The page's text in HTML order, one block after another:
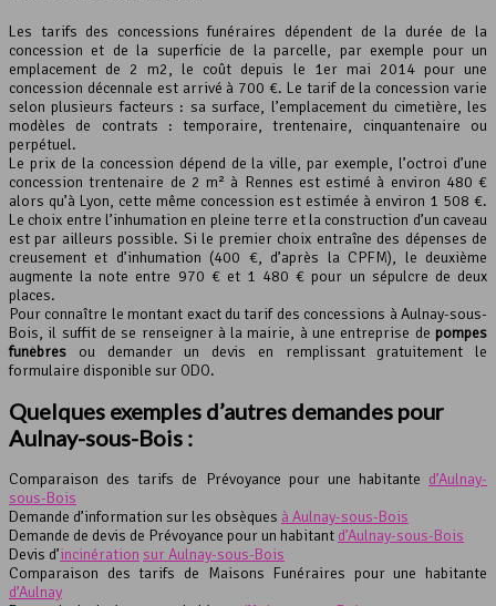
Les tarifs des concessions funéraires dépendent de la durée de la
concession et de la superficie de la parcelle, par exemple pour un
emplacement de 2 m2, le coût depuis le 1er mai 2014 pour une
concession décennale est arrivé à 700 €. Le tarif de la concession varie
selon plusieurs facteurs : sa surface, l’emplacement du cimetière, les
modèles de contrats : temporaire, trentenaire, cinquantenaire ou
perpétuel.
Le prix de la concession dépend de la ville, par exemple, l’octroi d’une
concession trentenaire de 2 m² à Rennes est estimé à environ 480 €
alors qu’à Lyon, cette même concession est estimée à environ 1 508 €.
Le choix entre l’inhumation en pleine terre et la construction d’un caveau
est par ailleurs possible. Si le premier choix entraîne des dépenses de
creusement et d’inhumation (400 €, d’après la CPFM), le deuxième
augmente la note entre 970 € et 1 480 € pour un sépulcre de deux
places.
Pour connaître le montant exact du tarif des concessions à Aulnay-sous-
Bois, il suffit de se renseigner à la mairie, à une entreprise de pompes
funèbres ou demander un devis en remplissant gratuitement le
formulaire disponible sur ODO.
Quelques exemples d’autres demandes pour
Aulnay-sous-Bois :
Comparaison des tarifs de Prévoyance pour une habitante d’Aulnay-
sous-Bois
Demande d’information sur les obsèques à Aulnay-sous-Bois
Demande de devis de Prévoyance pour un habitant d’Aulnay-sous-Bois
Devis d’incinération sur Aulnay-sous-Bois
Comparaison des tarifs de Maisons Funéraires pour une habitante
d’Aulnay